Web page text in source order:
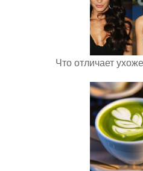
Что отличает